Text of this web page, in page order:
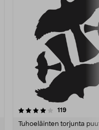
119arvostelut
Tuhoeläinten torjunta
3.0 viidestä